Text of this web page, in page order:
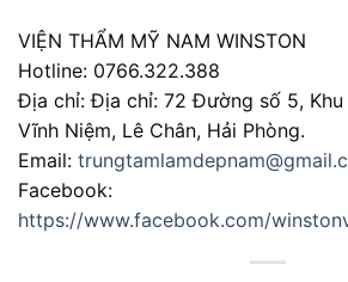
VIỆN THẨM MỸ NAM WINSTON
Hotline: 0766.322.388
Địa chỉ: Địa chỉ: 72 Đường số 5,
Vĩnh Niệm, Lê Chân, Hải Phòng.
Email:
Facebook:
https://www.facebook.com/